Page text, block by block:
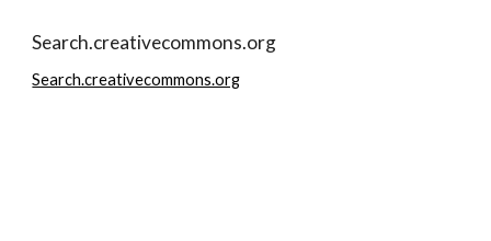
Search.creativecommons.org
Search.creativecommons.org